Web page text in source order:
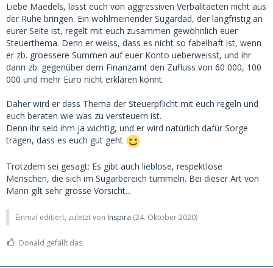
Liebe Maedels, lässt euch von aggressiven Verbalitaeten nicht aus
der Ruhe bringen. Ein wohlmeinender Sugardad, der langfristig an
eurer Seite ist, regelt mit euch zusammen gewöhnlich euer
Steuerthema. Denn er weiss, dass es nicht so fabelhaft ist, wenn
er zb. groessere Summen auf euer Konto ueberweisst, und ihr
dann zb. gegenüber dem Finanzamt den Zufluss von 60 000, 100
000 und mehr Euro nicht erklären könnt.
Daher wird er dass Thema der Steuerpflicht mit euch regeln und
euch beraten wie was zu versteuern ist.
Denn ihr seid ihm ja wichtig, und er wird natürlich dafür Sorge
tragen, dass es euch gut geht
Trotzdem sei gesagt: Es gibt auch lieblose, respektlose
Menschen, die sich im Sugarbereich tummeln. Bei dieser Art von
Mann gilt sehr grosse Vorsicht...
Einmal editiert, zuletzt von Inspira (24. Oktober 2020)
Donald gefällt das.